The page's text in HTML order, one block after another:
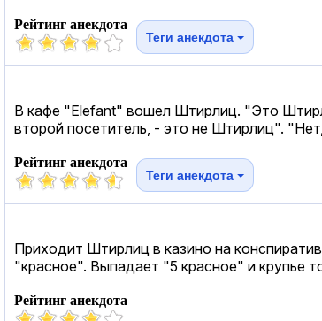
Рейтинг анекдота
Теги анекдота
В кафе "Elefant" вошел Штирлиц. "Это
второй посетитель, - это не Штирлиц".
Рейтинг анекдота
Теги анекдота
Приходит Штирлиц в казино на
"красное". Выпадает "5 красное" и крупье
Рейтинг анекдота